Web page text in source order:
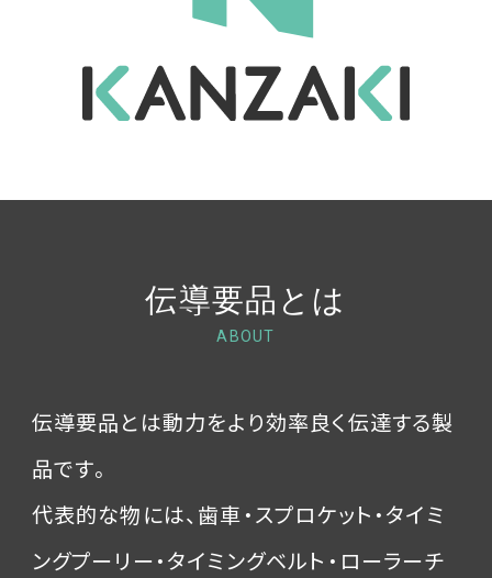
伝導要品とは
ABOUT
伝導要品とは動力をより効率良く伝達する製
品です。
代表的な物には、歯車・スプロケット・タイミ
ングプーリー・タイミングベルト・ローラーチ